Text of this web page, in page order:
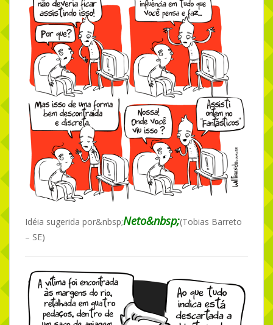
Idéia sugerida por&nbsp;Neto&nbsp;(Tobias Barreto
– SE)